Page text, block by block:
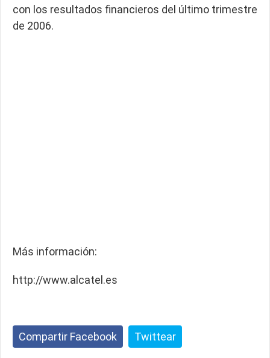
con los resultados financieros del último trimestre
de 2006.
Más información:
http://www.alcatel.es
Compartir Facebook Twittear